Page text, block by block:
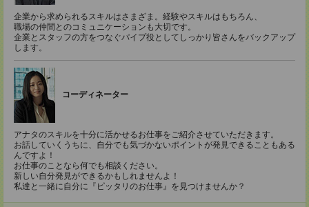
企業から求められるスキルはさまざま。経験やスキルはもちろん、
職場の仲間とのコミュニケーションも大切です。
企業とスタッフの方をつなぐパイプ役としてしっかり皆さんをバックアップ
します。
コーディネーター
アナタのスキルを十分に活かせるお仕事をご紹介させていただきます。
お話していくうちに、自分でも気づかないポイントが発見できることもある
んですよ！
お仕事のことなら何でも相談ください。
新しい自分発見ができるかもしれませんよ！
私達と一緒に自分に『ピッタリのお仕事』を見つけませんか？